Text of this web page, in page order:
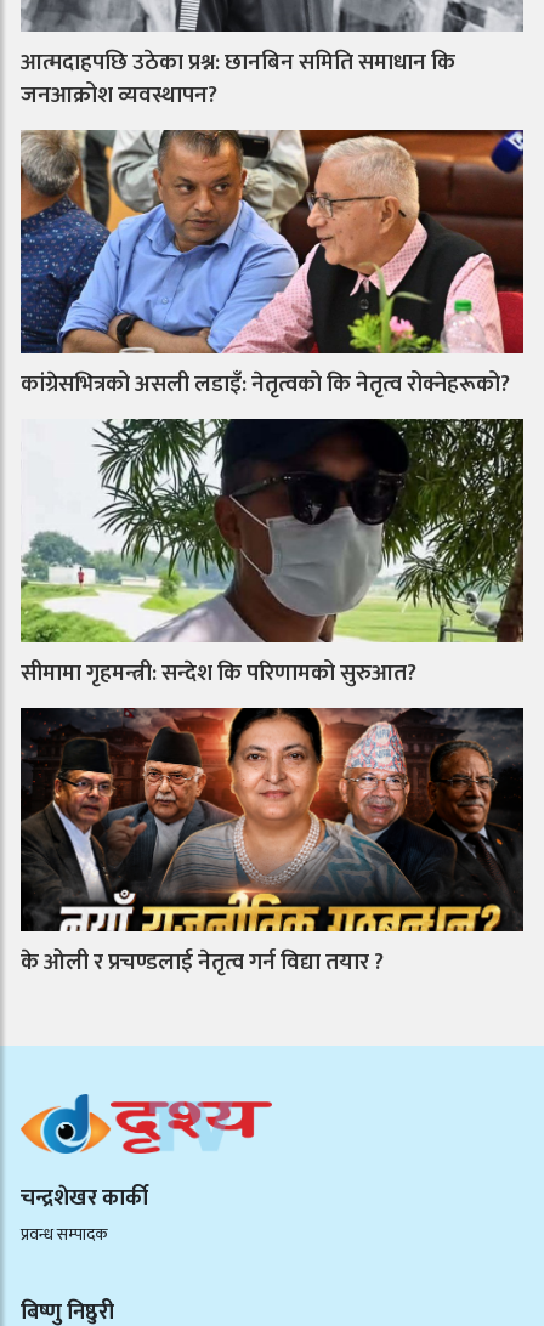
आत्मदाहपछि उठेका प्रश्न: छानबिन समिति समाधान कि
जनआक्रोश व्यवस्थापन?
कांग्रेसभित्रको असली लडाइँ: नेतृत्वको कि नेतृत्व रोक्नेहरूको?
सीमामा गृहमन्त्री: सन्देश कि परिणामको सुरुआत?
के ओली र प्रचण्डलाई नेतृत्व गर्न विद्या तयार ?
चन्द्रशेखर कार्की
प्रवन्ध सम्पादक
बिष्णु निष्ठुरी